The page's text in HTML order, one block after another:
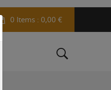
0 Items : 0,00 €